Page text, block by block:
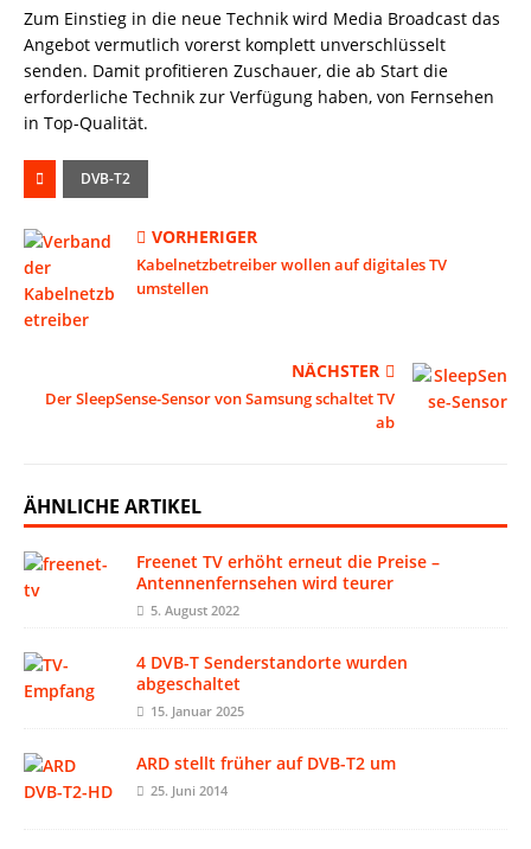
Zum Einstieg in die neue Technik wird Media Broadcast das
Angebot vermutlich vorerst komplett unverschlüsselt
senden. Damit profitieren Zuschauer, die ab Start die
erforderliche Technik zur Verfügung haben, von Fernsehen
in Top-Qualität.
DVB-T2
VORHERIGER
Kabelnetzbetreiber wollen auf digitales TV
umstellen
NÄCHSTER
Der SleepSense-Sensor von Samsung schaltet TV
ab
ÄHNLICHE ARTIKEL
Freenet TV erhöht erneut die Preise –
Antennenfernsehen wird teurer
5. August 2022
4 DVB-T Senderstandorte wurden
abgeschaltet
15. Januar 2025
ARD stellt früher auf DVB-T2 um
25. Juni 2014